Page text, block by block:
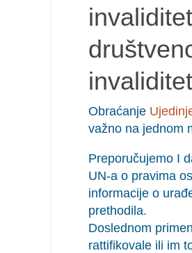
Obraćanje
važno na jednom
Preporučujemo I
UN-a o pravima
informacije o
prethodila.
Doslednom
rattifikovale ili im